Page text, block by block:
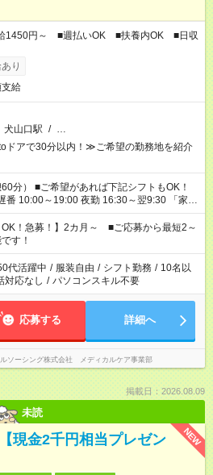
1450円～ ■週払いOK ■扶養内OK ■日収
り
給
犬山口駅 / …
ドアで30分以内！≫ご希望の勤務地を紹介
シフトもOK！
10:00～19:00 夜勤 16:30～翌9:30 「家族
」 「余裕を持って夕飯の準備がしたい」
たくない」 など、ご希望を教えてください
の勤務時間。 合計で週40時間を超える場
。
OK！急募！】2カ月～ ■ご応募から最短2～
す！
代活躍中 / 服装自由 / シフト勤務 / 10名以
対応なし / パソコンスキル不要
応募する 詳細へ
ルソーシング株式会社 メディカルケア事業部
掲載日：2026.08.09
未読
NEW
現金2千円相当プレゼン